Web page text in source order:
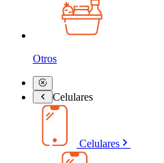
Otros
Celulares
Celulares